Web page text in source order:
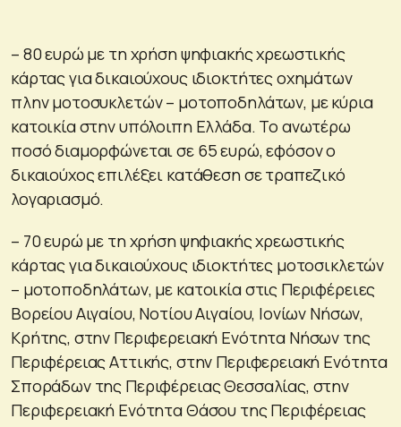
– 80 ευρώ με τη χρήση ψηφιακής χρεωστικής
κάρτας για δικαιούχους ιδιοκτήτες οχημάτων
πλην μοτοσυκλετών – μοτοποδηλάτων, με κύρια
κατοικία στην υπόλοιπη Ελλάδα. Το ανωτέρω
ποσό διαμορφώνεται σε 65 ευρώ, εφόσον ο
δικαιούχος επιλέξει κατάθεση σε τραπεζικό
λογαριασμό.
– 70 ευρώ με τη χρήση ψηφιακής χρεωστικής
κάρτας για δικαιούχους ιδιοκτήτες μοτοσικλετών
– μοτοποδηλάτων, με κατοικία στις Περιφέρειες
Βορείου Αιγαίου, Νοτίου Αιγαίου, Ιονίων Νήσων,
Κρήτης, στην Περιφερειακή Ενότητα Νήσων της
Περιφέρειας Αττικής, στην Περιφερειακή Ενότητα
Σποράδων της Περιφέρειας Θεσσαλίας, στην
Περιφερειακή Ενότητα Θάσου της Περιφέρειας